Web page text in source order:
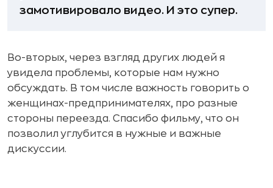
замотивировало видео. И это супер.
Во-вторых, через взгляд других людей я
увидела проблемы, которые нам нужно
обсуждать. В том числе важность говорить о
женщинах-предпринимателях, про разные
стороны переезда. Спасибо фильму, что он
позволил углубится в нужные и важные
дискуссии.